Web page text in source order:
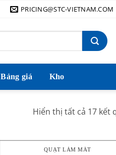
PRICING@STC-VIETNAM.COM
Bảng giá Kho
Hiển thị tất cả 17 kết
QUẠT LÀM MÁT